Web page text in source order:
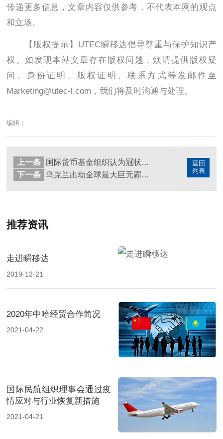
传递更多信息，文章内容仅供参考，不代表本网的观点
和立场。
【版权提示】UTEC瞬移达倡导尊重与保护知识产
权。如发现本站文章存在版权问题，烦请提供版权疑
问、身份证明、版权证明、联系方式等发邮件至
Marketing@utec-l.com，我们将及时沟通与处理。
编辑：
返回
列表
上一条
​国际货币基金组织认为冠状病毒危机的影响将持续到2025年
下一条
乌克兰出动全球最大巨无霸运送救援物资 民众不戴口罩聚集教堂
推荐资讯
走进瞬移达
2019-12-21
2020年中哈经贸合作简况
2021-04-22
国际民航组织理事会通过疫
情应对与行业恢复新措施
2021-04-21